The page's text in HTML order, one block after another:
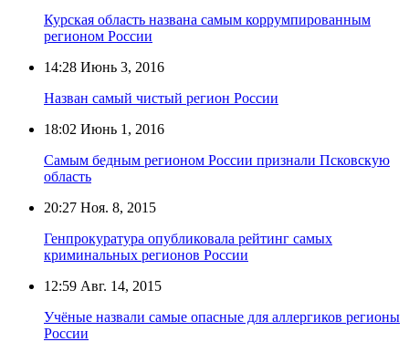
Курская область названа самым коррумпированным
регионом России
14:28 Июнь 3, 2016
Назван самый чистый регион России
18:02 Июнь 1, 2016
Самым бедным регионом России признали Псковскую
область
20:27 Ноя. 8, 2015
Генпрокуратура опубликовала рейтинг самых
криминальных регионов России
12:59 Авг. 14, 2015
Учёные назвали самые опасные для аллергиков регионы
России